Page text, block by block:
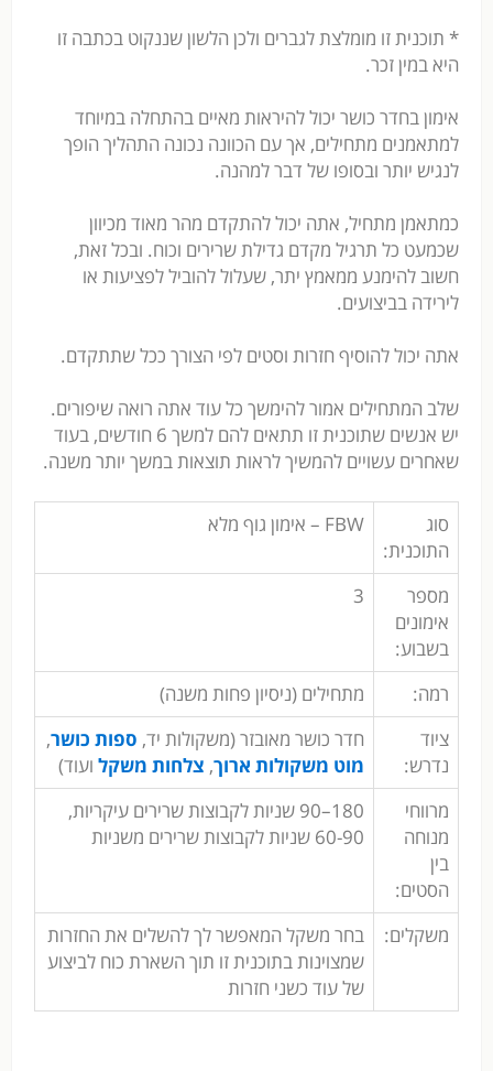
* תוכנית זו מומלצת לגברים ולכן הלשון שננקוט בכתבה זו
היא במין זכר.
אימון בחדר כושר יכול להיראות מאיים בהתחלה במיוחד
למתאמנים מתחילים, אך עם הכוונה נכונה התהליך הופך
לנגיש יותר ובסופו של דבר למהנה.
כמתאמן מתחיל, אתה יכול להתקדם מהר מאוד מכיוון
שכמעט כל תרגיל מקדם גדילת שרירים וכוח. ובכל זאת,
חשוב להימנע ממאמץ יתר, שעלול להוביל לפציעות או
לירידה בביצועים.
אתה יכול להוסיף חזרות וסטים לפי הצורך ככל שתתקדם.
שלב המתחילים אמור להימשך כל עוד אתה רואה שיפורים.
יש אנשים שתוכנית זו תתאים להם למשך 6 חודשים, בעוד
שאחרים עשויים להמשיך לראות תוצאות במשך יותר משנה.
סוג
התוכנית:
FBW – אימון גוף מלא
מספר
אימונים
בשבוע:
3
רמה:
מתחילים (ניסיון פחות משנה)
ציוד
נדרש:
חדר כושר מאובזר (משקולות יד, ספות כושר,
מוט משקולות ארוך, צלחות משקל ועוד)
מרווחי
מנוחה
בין
הסטים:
180–90 שניות לקבוצות שרירים עיקריות,
60-90 שניות לקבוצות שרירים משניות
משקלים:
בחר משקל המאפשר לך להשלים את החזרות
שמצוינות בתוכנית זו תוך השארת כוח לביצוע
של עוד כשני חזרות